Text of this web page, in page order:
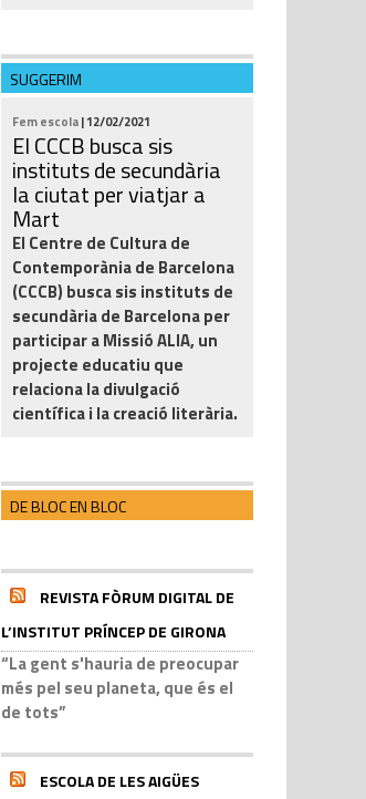
SUGGERIM
Fem escola| 12/02/2021
El CCCB busca sis
instituts de secundària
la ciutat per viatjar a
Mart
El Centre de Cultura de
Contemporània de Barcelona
(CCCB) busca sis instituts de
secundària de Barcelona per
participar a Missió ALIA, un
projecte educatiu que
relaciona la divulgació
científica i la creació literària.
DE BLOC EN BLOC
REVISTA FÒRUM DIGITAL DE
L’INSTITUT PRÍNCEP DE GIRONA
“La gent s'hauria de preocupar
més pel seu planeta, que és el
de tots”
ESCOLA DE LES AIGÜES